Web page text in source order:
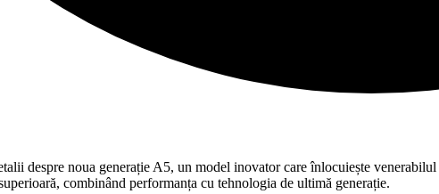
despre noua generație A5, un model inovator care înlocuiește
combinând performanța cu tehnologia de ultimă generație.